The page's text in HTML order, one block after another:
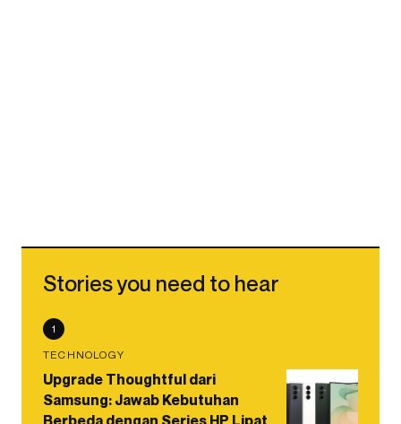
Stories you need to hear
1
TECHNOLOGY
Upgrade Thoughtful dari
Samsung: Jawab Kebutuhan
Berbeda dengan Series HP Lipat